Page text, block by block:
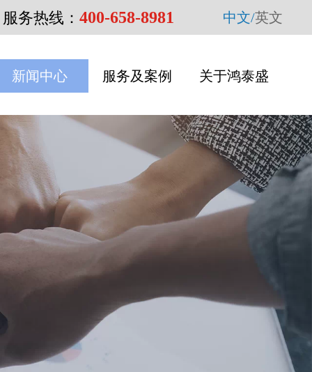
中文/英文
服务热线： 400-658-8981
新闻中心 服务及案例 关于鸿泰盛